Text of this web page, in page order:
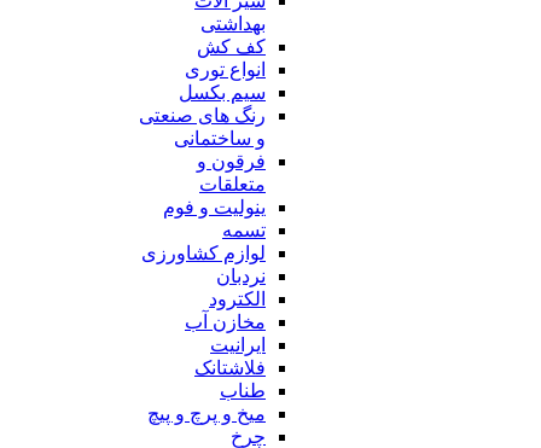
بهداشتی
کف کش
انواع توری
سیم بکسل
رنگ های صنعتی
و ساختمانی
فرقون و
متعلقات
ینولیت و فوم
تسمه
لوازم کشاورزی
نردبان
الکترود
مخازن آب
ایرانیت
فلاشتانک
طناب
میخ و پرچ و پیچ
چرخ